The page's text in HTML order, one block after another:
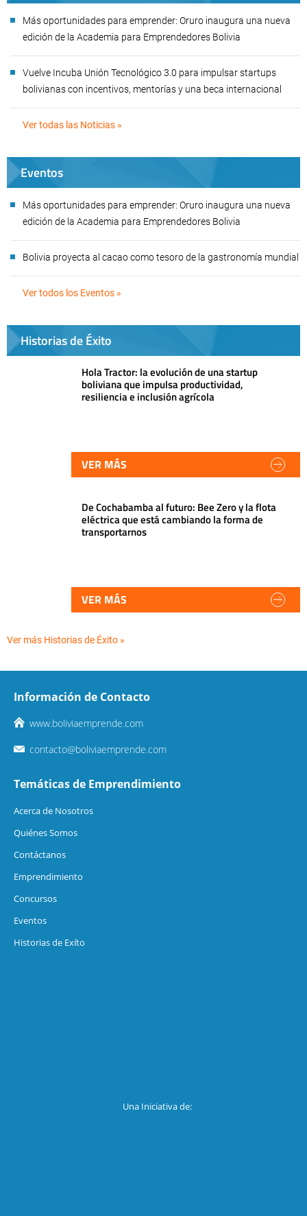
Más oportunidades para emprender: Oruro inaugura una nueva
edición de la Academia para Emprendedores Bolivia
Vuelve Incuba Unión Tecnológico 3.0 para impulsar startups
bolivianas con incentivos, mentorías y una beca internacional
Ver todas las Noticias »
Eventos
Más oportunidades para emprender: Oruro inaugura una nueva
edición de la Academia para Emprendedores Bolivia
Bolivia proyecta al cacao como tesoro de la gastronomía mundial
Ver todos los Eventos »
Historias de Éxito
Hola Tractor: la evolución de una startup
boliviana que impulsa productividad,
resiliencia e inclusión agrícola
VER MÁS
De Cochabamba al futuro: Bee Zero y la flota
eléctrica que está cambiando la forma de
transportarnos
VER MÁS
Ver más Historias de Éxito »
Información de Contacto
www.boliviaemprende.com
contacto@boliviaemprende.com
Temáticas de Emprendimiento
Acerca de Nosotros
Quiénes Somos
Contáctanos
Emprendimiento
Concursos
Eventos
Historias de Exíto
Una Iniciativa de: